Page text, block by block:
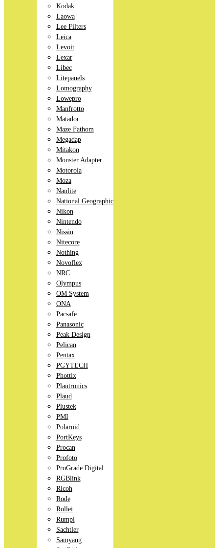
Kodak
Laowa
Lee Filters
Leica
Levoit
Lexar
Libec
Litepanels
Lomography
Lowepro
Manfrotto
Matador
Maze Fathom
Megadap
Mitakon
Monster Adapter
Motorola
Moza
Nanlite
National Geographic
Nikon
Nintendo
Nissin
Nitecore
Nothing
Novoflex
NRC
Olympus
OM System
ONA
Pacsafe
Panasonic
Peak Design
Pelican
Pentax
PGYTECH
Phottix
Plantronics
Plaud
Plustek
PMI
Polaroid
PortKeys
Procan
Profoto
ProGrade Digital
RGBlink
Ricoh
Rode
Rollei
Rumpl
Sachtler
Samyang